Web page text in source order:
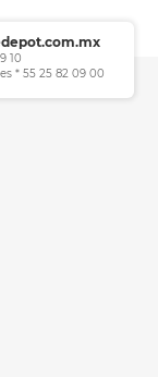
10
* 55 25 82 09 00